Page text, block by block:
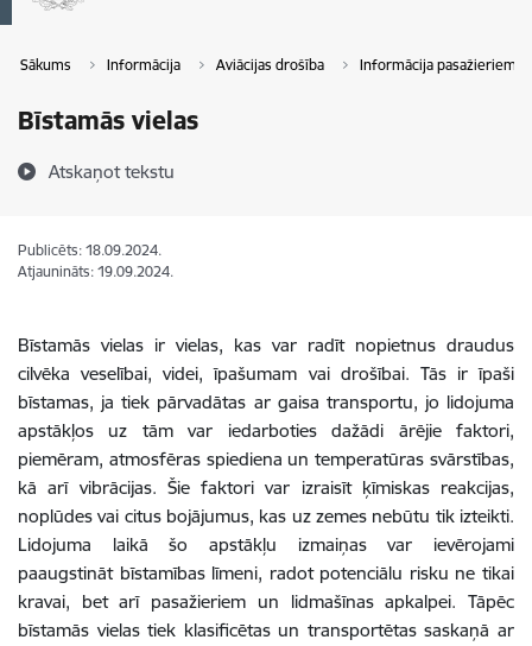
Sākums Informācija Aviācijas drošība Informācija pasažieriem
Bīstamās vielas
Atskaņot tekstu
Publicēts: 18.09.2024.
Atjaunināts: 19.09.2024.
Bīstamās vielas ir vielas, kas var radīt nopietnus draudus
cilvēka veselībai, videi, īpašumam vai drošībai. Tās ir īpaši
bīstamas, ja tiek pārvadātas ar gaisa transportu, jo lidojuma
apstākļos uz tām var iedarboties dažādi ārējie faktori,
piemēram, atmosfēras spiediena un temperatūras svārstības,
kā arī vibrācijas. Šie faktori var izraisīt ķīmiskas reakcijas,
noplūdes vai citus bojājumus, kas uz zemes nebūtu tik izteikti.
Lidojuma laikā šo apstākļu izmaiņas var ievērojami
paaugstināt bīstamības līmeni, radot potenciālu risku ne tikai
kravai, bet arī pasažieriem un lidmašīnas apkalpei. Tāpēc
bīstamās vielas tiek klasificētas un transportētas saskaņā ar